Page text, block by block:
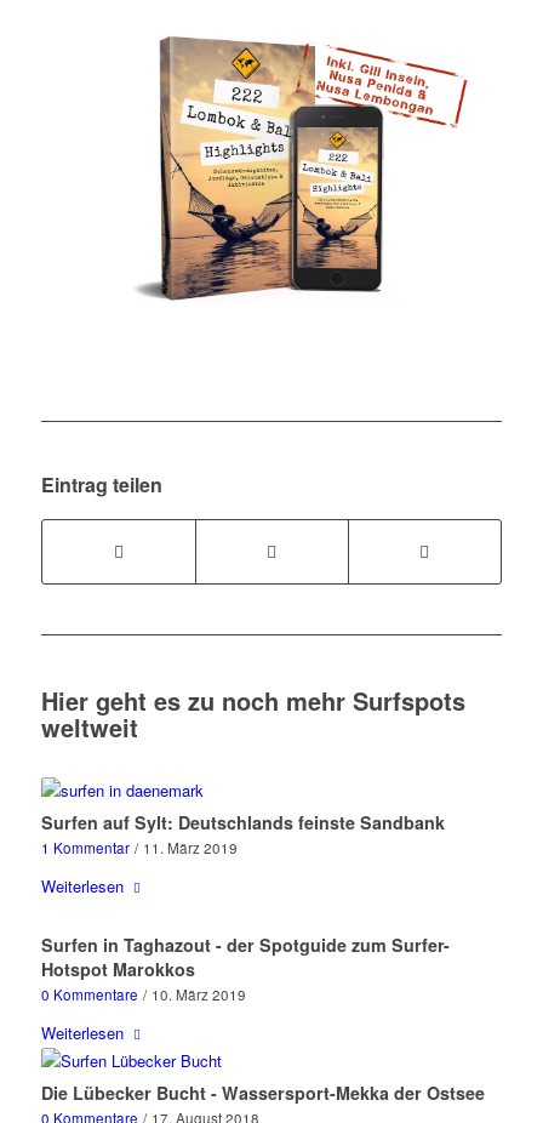
Eintrag teilen
Hier geht es zu noch mehr Surfspots
weltweit
Surfen auf Sylt: Deutschlands feinste Sandbank
1 Kommentar / 11. März 2019
Weiterlesen
Surfen in Taghazout - der Spotguide zum Surfer-
Hotspot Marokkos
0 Kommentare / 10. März 2019
Weiterlesen
Die Lübecker Bucht - Wassersport-Mekka der Ostsee
0 Kommentare / 17. August 2018